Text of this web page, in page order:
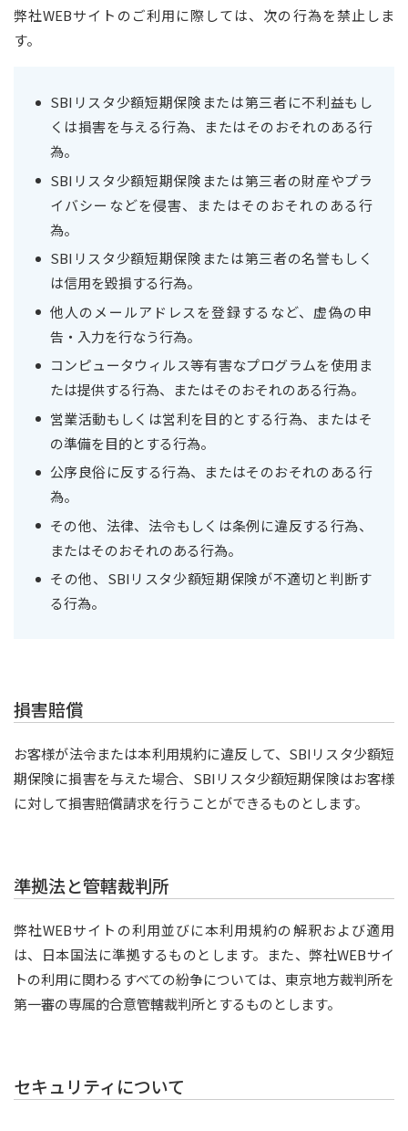
弊社WEBサイトのご利用に際しては、次の行為を禁止しま
す。
SBIリスタ少額短期保険または第三者に不利益もし
くは損害を与える行為、またはそのおそれのある行
為。
SBIリスタ少額短期保険または第三者の財産やプラ
イバシーなどを侵害、またはそのおそれのある行
為。
SBIリスタ少額短期保険または第三者の名誉もしく
は信用を毀損する行為。
他人のメールアドレスを登録するなど、虚偽の申
告・入力を行なう行為。
コンピュータウィルス等有害なプログラムを使用ま
たは提供する行為、またはそのおそれのある行為。
営業活動もしくは営利を目的とする行為、またはそ
の準備を目的とする行為。
公序良俗に反する行為、またはそのおそれのある行
為。
その他、法律、法令もしくは条例に違反する行為、
またはそのおそれのある行為。
その他、SBIリスタ少額短期保険が不適切と判断す
る行為。
損害賠償
お客様が法令または本利用規約に違反して、SBIリスタ少額短
期保険に損害を与えた場合、SBIリスタ少額短期保険はお客様
に対して損害賠償請求を行うことができるものとします。
準拠法と管轄裁判所
弊社WEBサイトの利用並びに本利用規約の解釈および適用
は、日本国法に準拠するものとします。また、弊社WEBサイ
トの利用に関わるすべての紛争については、東京地方裁判所を
第一審の専属的合意管轄裁判所とするものとします。
セキュリティについて